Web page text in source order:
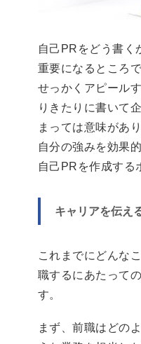
自己PRをどう書く
重要になるところで
せっかくアピール
りきたりに書いて
まっては意味があ
自分の強みを効果
自己PRを作成する
キャリアを伝え
これまでにどんな
職するにあたって
す。
まず、前職はどの